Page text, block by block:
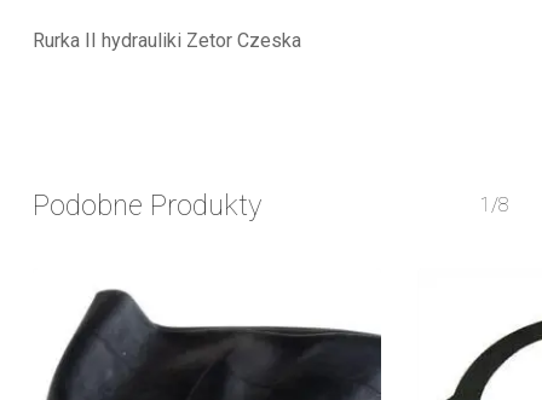
Rurka II hydrauliki Zetor Czeska
Podobne Produkty 1/8